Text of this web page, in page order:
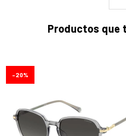
Productos que
20